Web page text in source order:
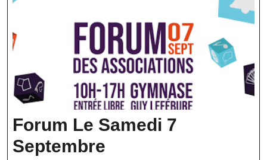
Forum Le Samedi 7
Septembre